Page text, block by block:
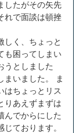
したがその矢先
れで面談は頓挫
しく、ちょっと
も困ってしまい
うとしました
まいました。 ま
はちょっとリス
りあえずまずは
んでからにした
ております。